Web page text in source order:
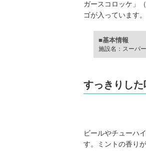
ガースコロッケ」
ゴが入っています。
■基本情報
施設名：スーパ
すっきりした
ビールやチューハ
す。ミントの香り